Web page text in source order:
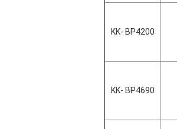
KK- BP4200
KK- BP4690